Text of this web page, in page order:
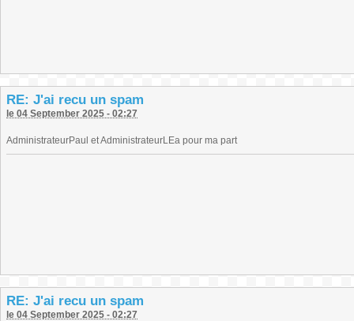
RE: J'ai recu un spam
le 04 September 2025 - 02:27
AdministrateurPaul et AdministrateurLEa pour ma part
RE: J'ai recu un spam
le 04 September 2025 - 02:27